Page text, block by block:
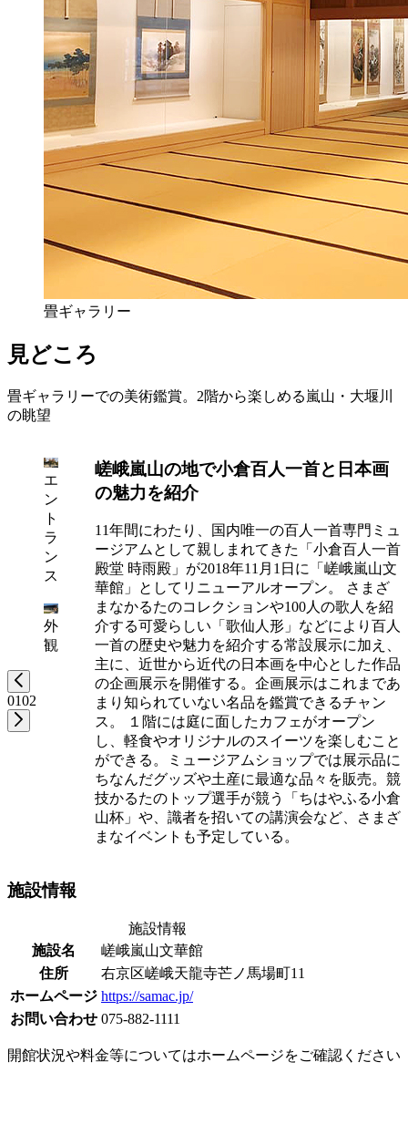
畳ギャラリー
見どころ
畳ギャラリーでの美術鑑賞。2階から楽しめる嵐山・大堰川
の眺望
エ
ン
ト
ラ
ン
ス
外
観
0102
嵯峨嵐山の地で小倉百人一首と日本画
の魅力を紹介
11年間にわたり、国内唯一の百人一首専門ミュ
ージアムとして親しまれてきた「小倉百人一首
殿堂 時雨殿」が2018年11月1日に「嵯峨嵐山文
華館」としてリニューアルオープン。 さまざ
まなかるたのコレクションや100人の歌人を紹
介する可愛らしい「歌仙人形」などにより百人
一首の歴史や魅力を紹介する常設展示に加え、
主に、近世から近代の日本画を中心とした作品
の企画展示を開催する。企画展示はこれまであ
まり知られていない名品を鑑賞できるチャン
ス。 １階には庭に面したカフェがオープン
し、軽食やオリジナルのスイーツを楽しむこと
ができる。ミュージアムショップでは展示品に
ちなんだグッズや土産に最適な品々を販売。競
技かるたのトップ選手が競う「ちはやふる小倉
山杯」や、識者を招いての講演会など、さまざ
まなイベントも予定している。
施設情報
施設情報
施設名
嵯峨嵐山文華館
住所
右京区嵯峨天龍寺芒ノ馬場町11
ホームページ https://samac.jp/
お問い合わせ 075-882-1111
開館状況や料金等についてはホームページをご確認ください